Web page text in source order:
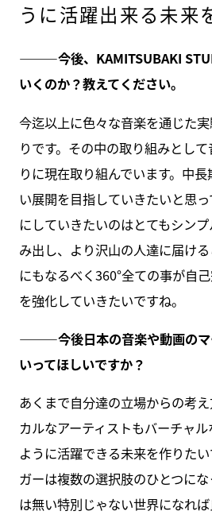
うに活躍出来る未来
———今後、KAMITSUBAKI
いくのか？教えてください。
今迄以上に色々な音楽を通じた
りです。その中の取り組みとし
りに現在取り組んでいます。中
い展開を目指していきたいと思
にしていきたいのはとてもシン
み出し、より沢山の人達に届け
にもなるべく360°全ての事が自
を強化していきたいですね。
———今後日本の音楽や動画の
いってほしいですか？
あくまで自分達の立場からの考
カルなアーティストもバーチャ
ように活躍できる未来を作りた
ガーは複数の選択肢のひとつに
は無い特別じゃない世界になれ